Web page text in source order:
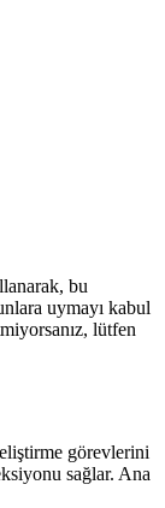
bu
uymayı kabul
lütfen
görevlerini
sağlar. Ana